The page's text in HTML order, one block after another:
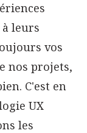
leurs
vos
nos projets,
C'est en
UX
les